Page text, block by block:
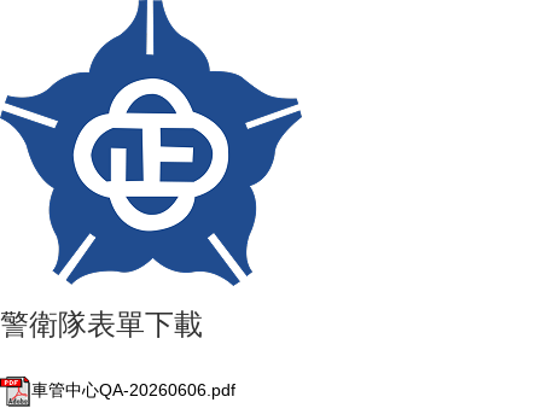
警衛隊表單下載
車管中心QA-20260606.pdf